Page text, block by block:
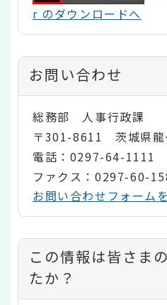
r のダウンロードへ
お問い合わせ
総務部 人事行政課
〒301-8611 茨城県龍
電話：0297-64-1111
ファクス：0297-60-
お問い合わせフォーム
コ
ン
この情報は皆さま
たか？